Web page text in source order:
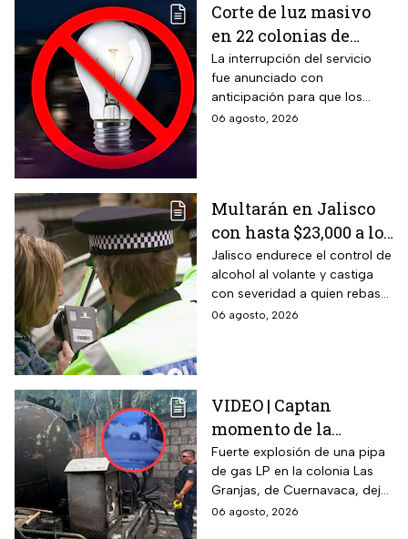
Corte de luz masivo
en 22 colonias de
México; zonas
afectadas hoy 7 de
agosto
La interrupción del servicio
fue anunciado con
anticipación para que los
usuarios puedan tomar las
06 agosto, 2026
Multarán en Jalisco
con hasta $23,000 a los
conductores que
superen este límite en
la prueba de
alcoholemia
Jalisco endurece el control de
alcohol al volante y castiga
con severidad a quien rebase
el nuevo límite de sangre o
06 agosto, 2026
VIDEO | Captan
momento de la
explosión de pipa de
gas en Cuernavaca:
¡Imágenes sensibles!
Fuerte explosión de una pipa
de gas LP en la colonia Las
Granjas, de Cuernavaca, dejó
21 heridos y causó pánico
06 agosto, 2026